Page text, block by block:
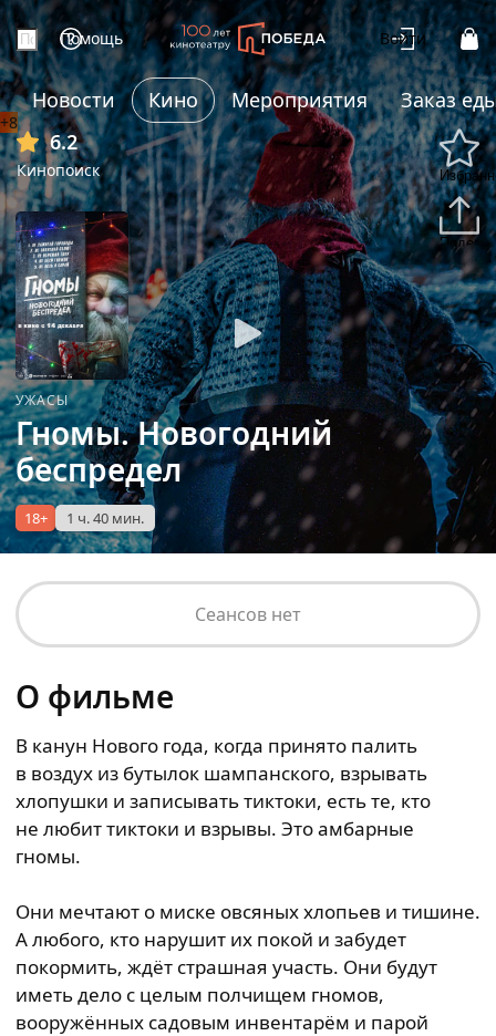
Помощь Войти
Новости Кино Мероприятия
Заказ
6.2
Кинопоиск
+8
УЖАСЫ
Гномы. Новогодний
беспредел
18+ 1 ч. 40 мин.
Сеансов нет
О фильме
В канун Нового года, когда принято палить
в воздух из бутылок шампанского, взрывать
хлопушки и записывать тиктоки, есть те, кто
не любит тиктоки и взрывы. Это амбарные
гномы.
Они мечтают о миске овсяных хлопьев и тишине.
А любого, кто нарушит их покой и забудет
покормить, ждёт страшная участь. Они будут
иметь дело с целым полчищем гномов,
вооружённых садовым инвентарём и парой